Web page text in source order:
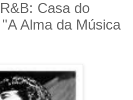
Casa do
Alma da Música